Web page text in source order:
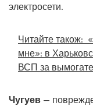
электросети.
Читайте також:
мне»: в
ВСП за
Чугуев —